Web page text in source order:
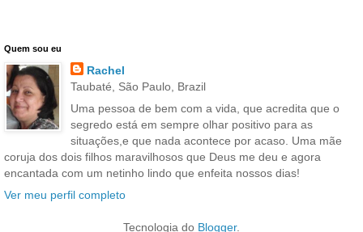
Quem sou eu
Rachel
Taubaté, São Paulo, Brazil
Uma pessoa de bem com a vida, que acredita que o
segredo está em sempre olhar positivo para as
situações,e que nada acontece por acaso. Uma mãe
coruja dos dois filhos maravilhosos que Deus me deu e agora
encantada com um netinho lindo que enfeita nossos dias!
Ver meu perfil completo
Tecnologia do Blogger.